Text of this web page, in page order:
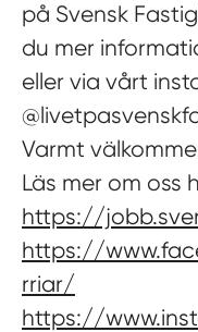
på Svensk
du mer
eller via vårt
Varmt
Läs mer om oss
https://
https://
rriar/
https://